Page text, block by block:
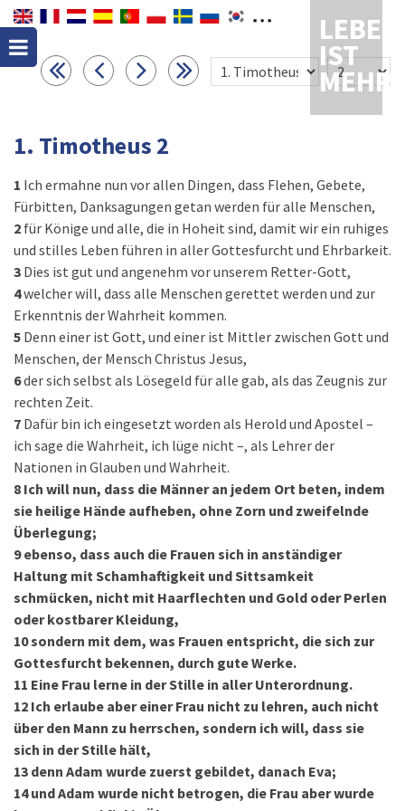
LEBEN
IST
MEHR
1. Timotheus 2
1 Ich ermahne nun vor allen Dingen, dass Flehen, Gebete,
Fürbitten, Danksagungen getan werden für alle Menschen,
2 für Könige und alle, die in Hoheit sind, damit wir ein ruhiges
und stilles Leben führen in aller Gottesfurcht und Ehrbarkeit.
3 Dies ist gut und angenehm vor unserem Retter-Gott,
4welcher will, dass alle Menschen gerettet werden und zur
Erkenntnis der Wahrheit kommen.
5 Denn einer ist Gott, und einer ist Mittler zwischen Gott und
Menschen, der Mensch Christus Jesus,
6der sich selbst als Lösegeld für alle gab, als das Zeugnis zur
rechten Zeit.
7 Dafür bin ich eingesetzt worden als Herold und Apostel –
ich sage die Wahrheit, ich lüge nicht –, als Lehrer der
Nationen in Glauben und Wahrheit.
8 Ich will nun, dass die Männer an jedem Ort beten, indem
sie heilige Hände aufheben, ohne Zorn und zweifelnde
Überlegung;
9 ebenso, dass auch die Frauen sich in anständiger
Haltung mit Schamhaftigkeit und Sittsamkeit
schmücken, nicht mit Haarflechten und Gold oder Perlen
oder kostbarer Kleidung,
10sondern mit dem, was Frauen entspricht, die sich zur
Gottesfurcht bekennen, durch gute Werke.
11 Eine Frau lerne in der Stille in aller Unterordnung.
12 Ich erlaube aber einer Frau nicht zu lehren, auch nicht
über den Mann zu herrschen, sondern ich will, dass sie
sich in der Stille hält,
13 denn Adam wurde zuerst gebildet, danach Eva;
14 und Adam wurde nicht betrogen, die Frau aber wurde